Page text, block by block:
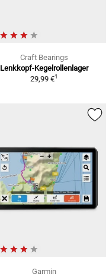
Craft Bearings
Lenkkopf-Kegelrollenlager
29,99 €1
Garmin